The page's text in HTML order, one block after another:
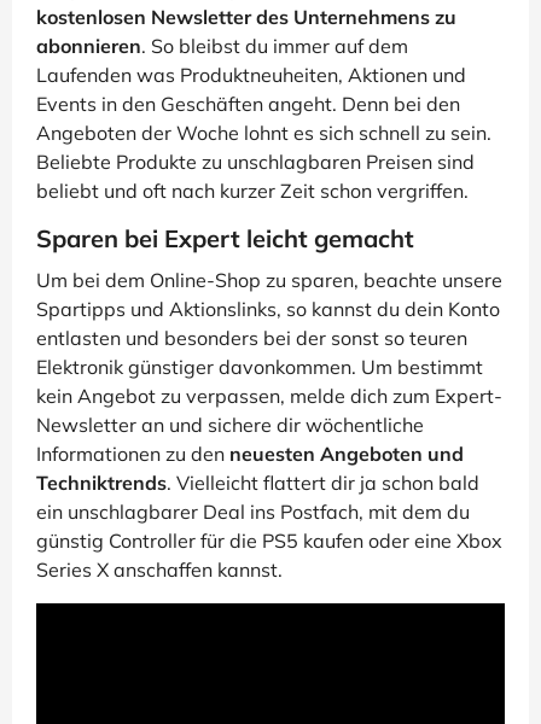
kostenlosen Newsletter des Unternehmens zu
abonnieren. So bleibst du immer auf dem
Laufenden was Produktneuheiten, Aktionen und
Events in den Geschäften angeht. Denn bei den
Angeboten der Woche lohnt es sich schnell zu sein.
Beliebte Produkte zu unschlagbaren Preisen sind
beliebt und oft nach kurzer Zeit schon vergriffen.
Sparen bei Expert leicht gemacht
Um bei dem Online-Shop zu sparen, beachte unsere
Spartipps und Aktionslinks, so kannst du dein Konto
entlasten und besonders bei der sonst so teuren
Elektronik günstiger davonkommen. Um bestimmt
kein Angebot zu verpassen, melde dich zum Expert-
Newsletter an und sichere dir wöchentliche
Informationen zu den neuesten Angeboten und
Techniktrends. Vielleicht flattert dir ja schon bald
ein unschlagbarer Deal ins Postfach, mit dem du
günstig Controller für die PS5 kaufen oder eine Xbox
Series X anschaffen kannst.